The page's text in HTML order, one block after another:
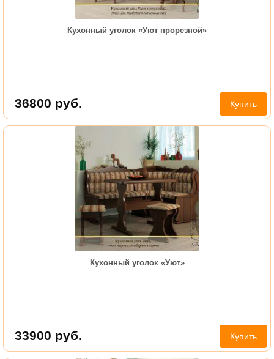
Кухонный уголок «Уют прорезной»
36800 руб. Купить
Кухонный уголок «Уют»
33900 руб. Купить